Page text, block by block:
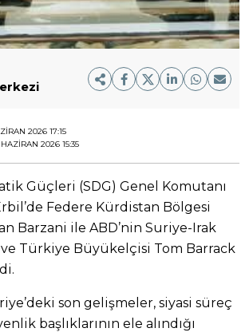
2026 17:15
HAZIRAN 2026 15:35
Güçleri (SDG) Genel Komutanı
Federe Kürdistan Bölgesi
Barzani ile ABD’nin Suriye-Irak
Türkiye Büyükelçisi Tom Barrack
son gelişmeler, siyasi süreç
başlıklarının ele alındığı